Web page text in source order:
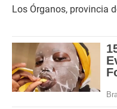
Los Órganos, provincia